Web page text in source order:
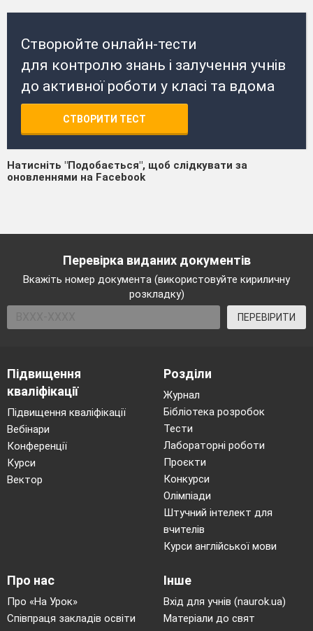
Створюйте онлайн-тести
для контролю знань і залучення учнів
до активної роботи у класі та вдома
СТВОРИТИ ТЕСТ
Натисніть "Подобається", щоб слідкувати за
оновленнями на Facebook
Перевірка виданих документів
Вкажіть номер документа (використовуйте кириличну
розкладку)
ПЕРЕВІРИТИ
Підвищення
кваліфікації
Підвищення кваліфікації
Вебінари
Конференції
Курси
Вектор
Розділи
Журнал
Бібліотека розробок
Тести
Лабораторні роботи
Проєкти
Конкурси
Олімпіади
Штучний інтелект для
вчителів
Курси англійської мови
Про нас
Про «На Урок»
Співпраця закладів освіти
Інше
Вхід для учнів (naurok.ua)
Матеріали до свят